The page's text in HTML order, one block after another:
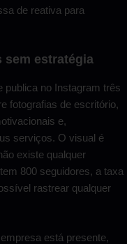
de reativa para
sem estratégia
publica no Instagram três
fotografias de escritório,
e,
serviços. O visual é
existe qualquer
800 seguidores, a taxa
rastrear qualquer
está presente,